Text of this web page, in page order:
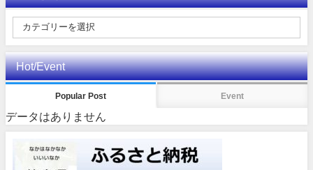
Hot/Event
Popular Post Event
データはありません